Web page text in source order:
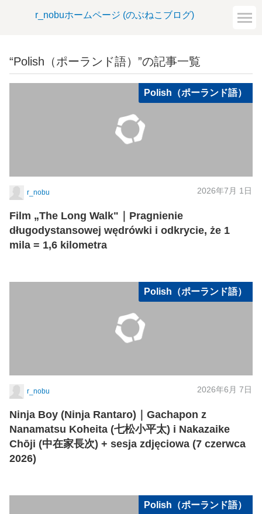
r_nobuホームページ (のぶねこブログ)
“Polish（ポーランド語）”の記事一覧
Polish（ポーランド語）
r_nobu 2026年7月 1日
Film „The Long Walk"｜Pragnienie
długodystansowej wędrówki i odkrycie, że 1
mila = 1,6 kilometra
Polish（ポーランド語）
r_nobu 2026年6月 7日
Ninja Boy (Ninja Rantaro)｜Gachapon z
Nanamatsu Koheita (七松小平太) i Nakazaike
Chōji (中在家長次) + sesja zdjęciowa (7 czerwca
2026)
Polish（ポーランド語）